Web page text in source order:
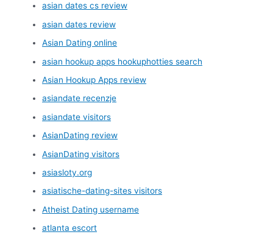
asian dates cs review
asian dates review
Asian Dating online
asian hookup apps hookuphotties search
Asian Hookup Apps review
asiandate recenzje
asiandate visitors
AsianDating review
AsianDating visitors
asiasloty.org
asiatische-dating-sites visitors
Atheist Dating username
atlanta escort